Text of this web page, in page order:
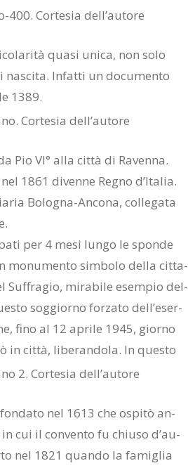
qua­si uni­ca, non solo
na­sci­ta. In­fat­ti un do­cu­men­to
1389.
Pio VI° alla cit­tà di Ra­ven­na.
1861 di­ven­ne Re­gno d’I­ta­lia.
Bo­lo­gna-An­co­na, col­le­ga­ta
per 4 mesi lun­go le spon­de
mo­nu­men­to sim­bo­lo del­la cit­ta­
Suf­fra­gio, mi­ra­bi­le esem­pio del­
sog­gior­no for­za­to del­l’e­ser­
fino al 12 apri­le 1945, gior­no
in cit­tà, li­be­ran­do­la. In que­sto
nel 1613 che ospi­tò an­
cui il con­ven­to fu chiu­so d’au­
nel 1821 quan­do la fa­mi­glia